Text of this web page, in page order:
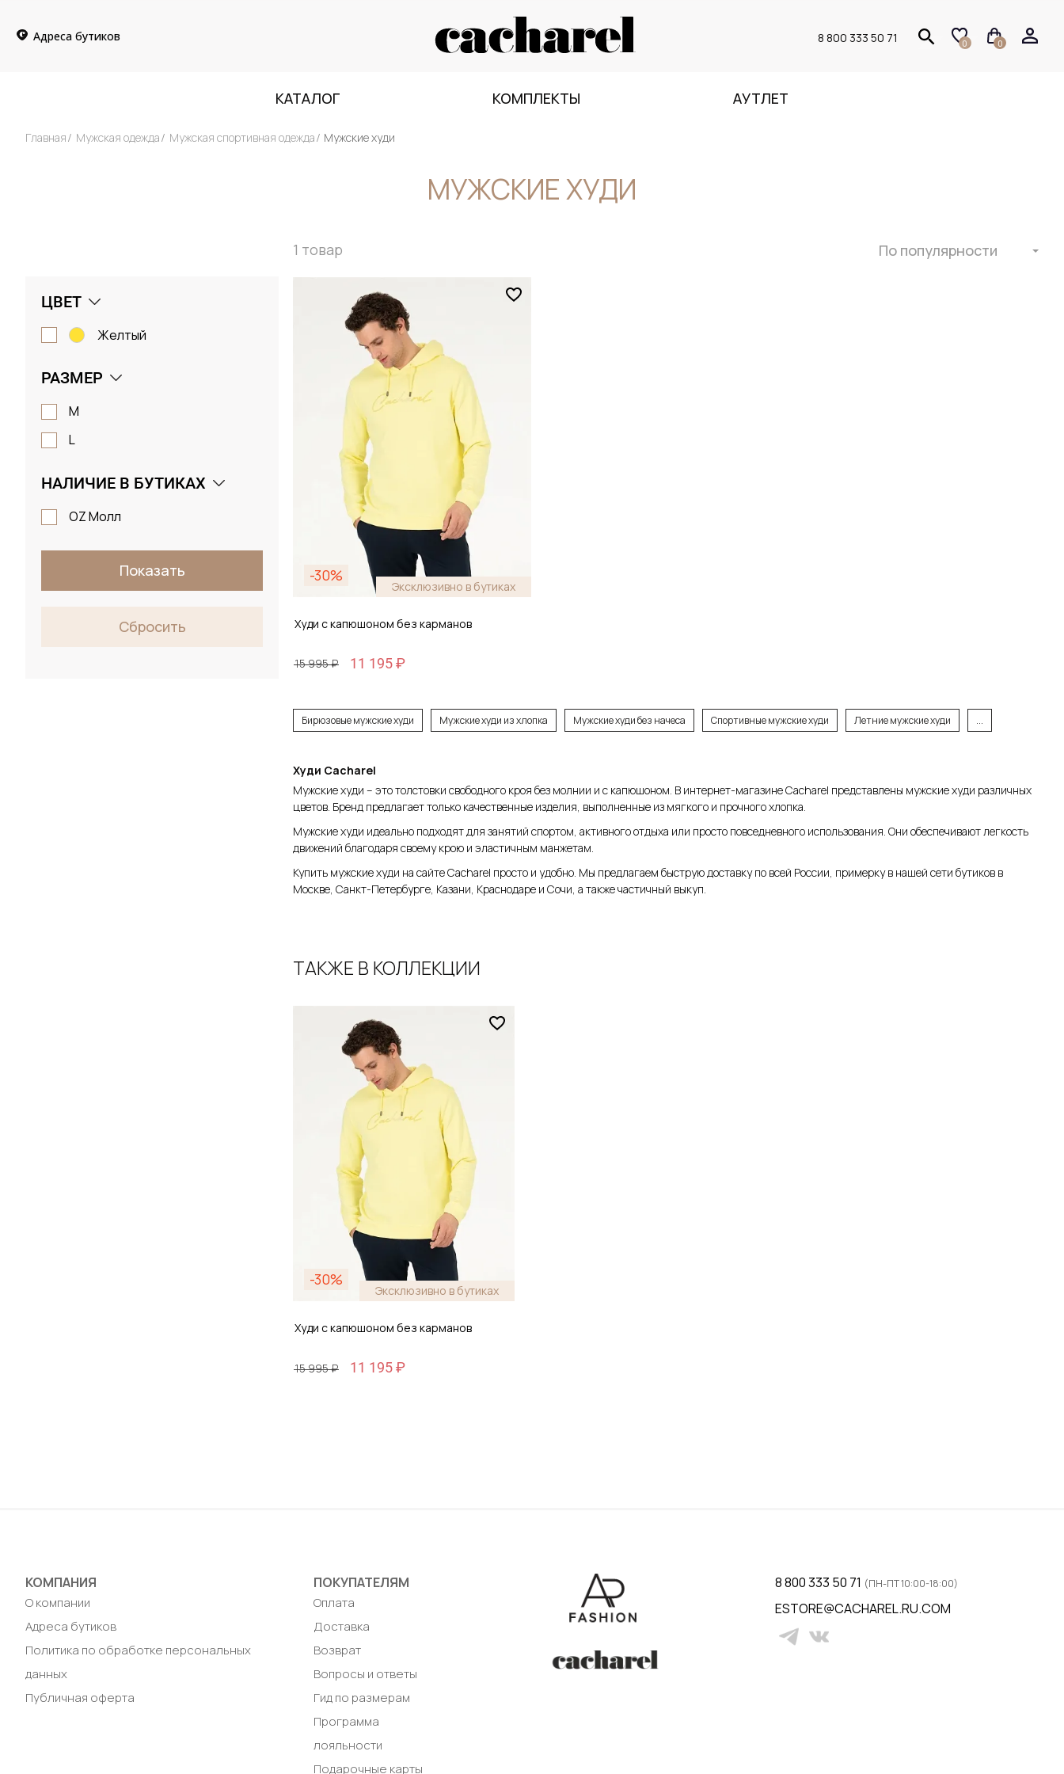
Адреса бутиков 8 800 333 50 71 0 0
КАТАЛОГ КОМПЛЕКТЫ АУТЛЕТ
Главная Мужская одежда Мужская спортивная одежда Мужские худи
МУЖСКИЕ ХУДИ
ЦВЕТ
желтый
РАЗМЕР
M
L
НАЛИЧИЕ В БУТИКАХ
OZ Молл
Показать
Сбросить
1 товар По популярности
-30%
Эксклюзивно в бутиках
Худи с капюшоном без карманов
15 995 ₽ 11 195 ₽
Размер
Добавить в корзину
Бирюзовые мужские худи Мужские худи из хлопка Мужские худи без начеса Спортивные мужские худи Летние мужские худи ...
Худи Cacharel
Мужские худи – это толстовки свободного кроя без молнии и с капюшоном. В интернет-магазине Cacharel представлены мужские худи различных
цветов. Бренд предлагает только качественные изделия, выполненные из мягкого и прочного хлопка.
Мужские худи идеально подходят для занятий спортом, активного отдыха или просто повседневного использования. Они обеспечивают легкость
движений благодаря своему крою и эластичным манжетам.
Купить мужские худи на сайте Cacharel просто и удобно. Мы предлагаем быструю доставку по всей России, примерку в нашей сети бутиков в
Москве, Санкт-Петербурге, Казани, Краснодаре и Сочи, а также частичный выкуп.
ТАКЖЕ В КОЛЛЕКЦИИ
-30%
Эксклюзивно в бутиках
Худи с капюшоном без карманов
15 995 ₽ 11 195 ₽
КОМПАНИЯ
О компании
Адреса бутиков
Политика по обработке персональных
данных
Публичная оферта
ПОКУПАТЕЛЯМ
Оплата
Доставка
Возврат
Вопросы и ответы
Гид по размерам
Программа
лояльности
Подарочные карты
8 800 333 50 71 (ПН-ПТ 10:00-18:00)
ESTORE@CACHAREL.RU.COM